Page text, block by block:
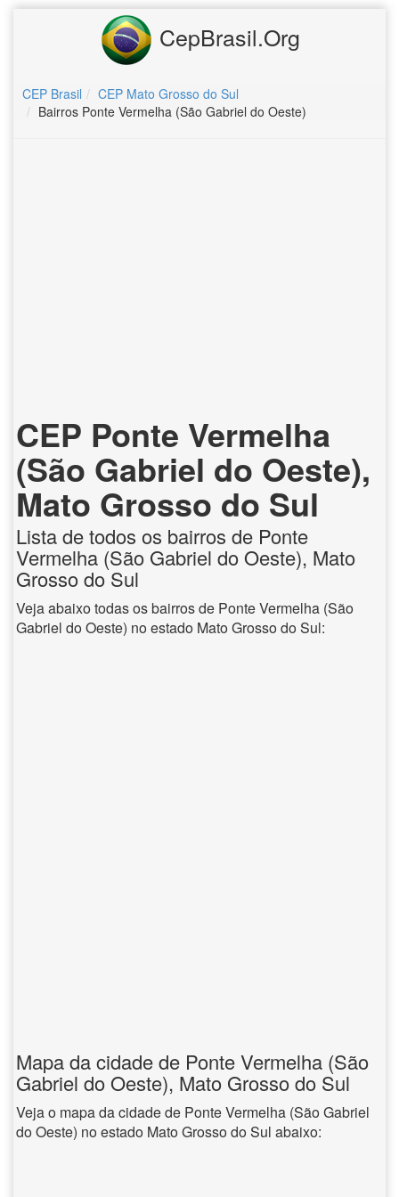
CepBrasil.Org
CEP Brasil
CEP Mato Grosso do Sul
Bairros Ponte Vermelha (São Gabriel do Oeste)
CEP Ponte Vermelha
(São Gabriel do Oeste),
Mato Grosso do Sul
Lista de todos os bairros de Ponte
Vermelha (São Gabriel do Oeste), Mato
Grosso do Sul
Veja abaixo todas os bairros de Ponte Vermelha (São
Gabriel do Oeste) no estado Mato Grosso do Sul:
Mapa da cidade de Ponte Vermelha (São
Gabriel do Oeste), Mato Grosso do Sul
Veja o mapa da cidade de Ponte Vermelha (São Gabriel
do Oeste) no estado Mato Grosso do Sul abaixo: